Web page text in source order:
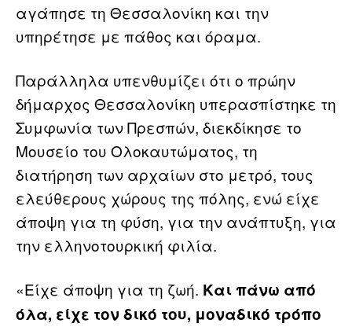
αγάπησε τη Θεσσαλονίκη και την
υπηρέτησε με πάθος και όραμα.
Παράλληλα υπενθυμίζει ότι ο πρώην
δήμαρχος Θεσσαλονίκη υπερασπίστηκε τη
Συμφωνία των Πρεσπών, διεκδίκησε το
Μουσείο του Ολοκαυτώματος, τη
διατήρηση των αρχαίων στο μετρό, τους
ελεύθερους χώρους της πόλης, ενώ είχε
άποψη για τη φύση, για την ανάπτυξη, για
την ελληνοτουρκική φιλία.
«Είχε άποψη για τη ζωή. Και πάνω από
όλα, είχε τον δικό του, μοναδικό τρόπο